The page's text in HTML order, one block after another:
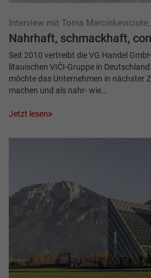
Interview mit Toma
Nahrhaft, schmackhaft,
Seit 2010 vertreibt die VG Handel
litauischen VIČI-Gruppe in
möchte das Unternehmen in nächster
machen und als nahr- wie…
Jetzt lesen